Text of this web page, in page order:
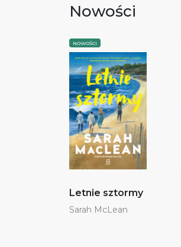
Nowości
NOWOŚCI
Letnie sztormy
Sarah McLean